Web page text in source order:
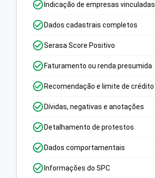
Indicação de empresas vinculadas
Dados cadastrais completos
Serasa Score Positivo
Faturamento ou renda presumida
Recomendação e limite de crédito
Dívidas, negativas e anotações
Detalhamento de protestos
Dados comportamentais
Informações do SPC